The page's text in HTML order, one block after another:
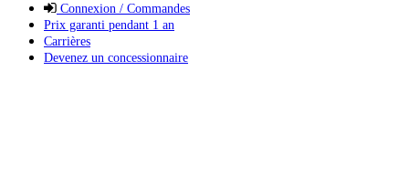
Connexion / Commandes
Prix garanti pendant 1 an
Carrières
Devenez un concessionnaire